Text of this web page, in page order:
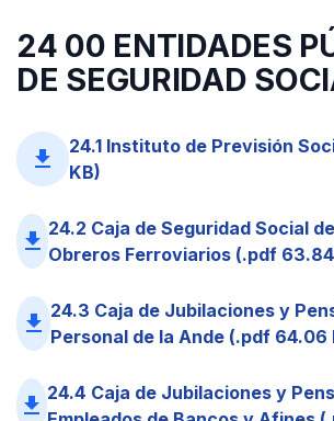
24 00 ENTIDADES
DE SEGURIDAD
file_download
24.1 Instituto de Previsión
KB)
file_download 24.2 Caja de Seguridad Social
Obreros Ferroviarios (.pdf
file_download 24.3 Caja de Jubilaciones y
Personal de la Ande (.pdf 64.06
file_download 24.4 Caja de Jubilaciones y